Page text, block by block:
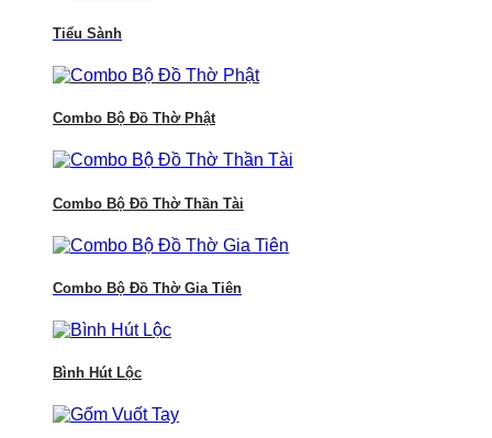
Tiểu Sành
Combo Bộ Đồ Thờ Phật
Combo Bộ Đồ Thờ Thần Tài
Combo Bộ Đồ Thờ Gia Tiên
Bình Hút Lộc